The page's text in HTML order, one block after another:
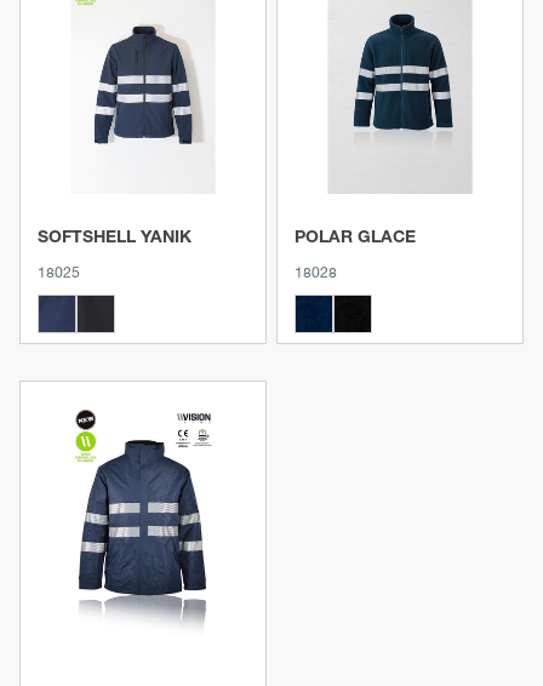
Ver producto
SOFTSHELL YANIK
18025
Ver producto
POLAR GLACE
18028
Ver producto